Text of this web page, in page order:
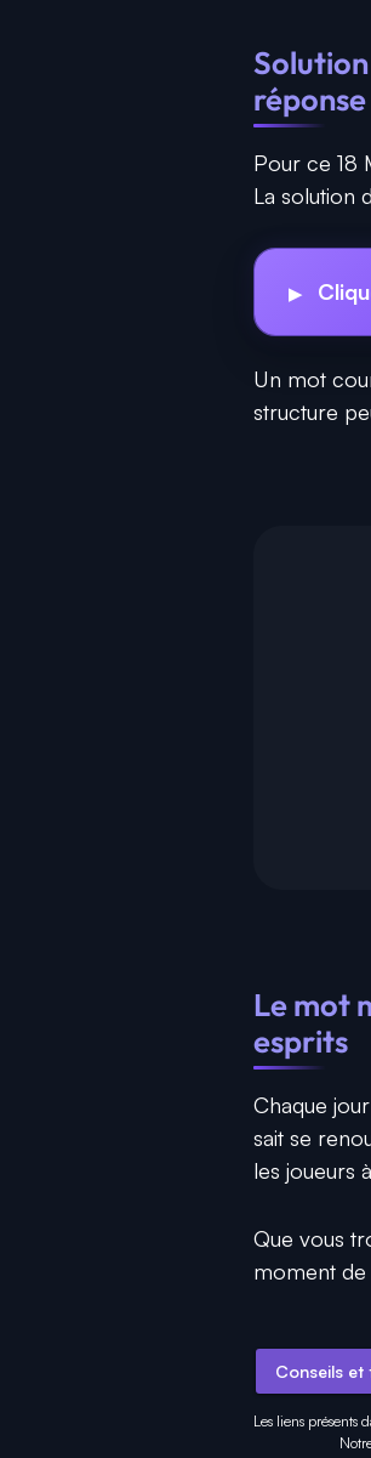
réponse
Pour ce 18
La solution
Un mot
structure
Le mot
esprits
Chaque
sait se
les joueurs
Que vous
moment de
Conseils et
Les liens présents